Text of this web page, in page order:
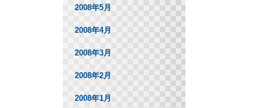
2008年5月
2008年4月
2008年3月
2008年2月
2008年1月